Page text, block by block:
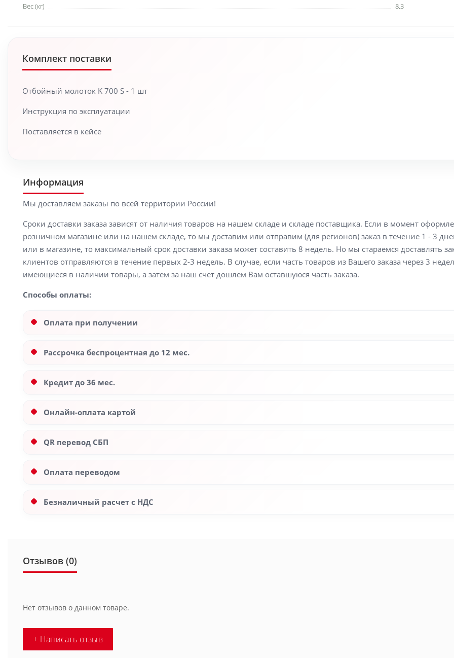
Вес (кг)
8.3
Комплект поставки
Отбойный молоток K 700 S - 1 шт
Инструкция по эксплуатации
Поставляется в кейсе
Информация
Мы доставляем заказы по всей территории России!
Сроки доставки заказа зависят от наличия товаров на нашем складе и складе поставщика. Если в момент
розничном магазине или на нашем складе, то мы доставим или отправим (для регионов) заказ в течение 1 - 3
или в магазине, то максимальный срок доставки заказа может составить 8 недель. Но мы стараемся доставлять
клиентов отправляются в течение первых 2-3 недель. В случае, если часть товаров из Вашего заказа через 3
имеющиеся в наличии товары, а затем за наш счет дошлем Вам оставшуюся часть заказа.
Способы оплаты:
Оплата при получении
Рассрочка беспроцентная до 12 мес.
Кредит до 36 мес.
Онлайн-оплата картой
QR перевод СБП
Оплата переводом
Безналичный расчет с НДС
Отзывов (0)
Нет отзывов о данном товаре.
+ Написать отзыв